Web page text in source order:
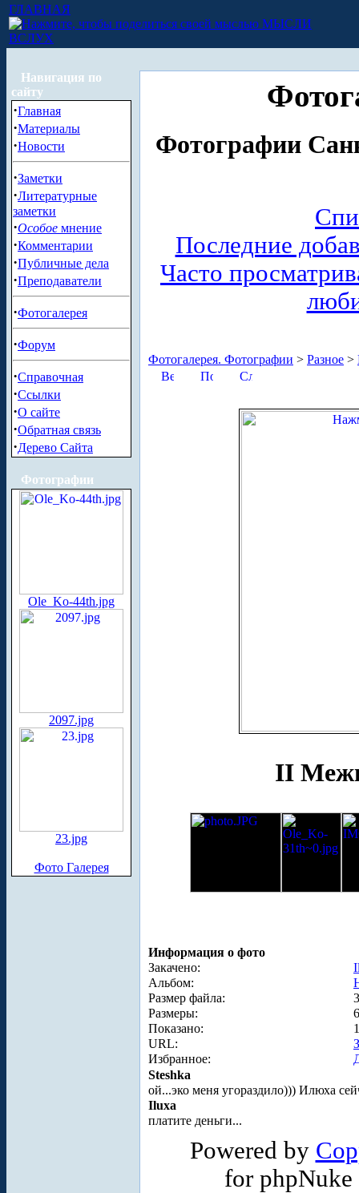
ГЛАВНАЯ
МЫСЛИ
ВСЛУХ
Навигация по
сайту
·Главная
·Материалы
·Новости
·Заметки
·Литературные
заметки
·Особое мнение
·Комментарии
·Публичные дела
·Преподаватели
·Фотогалерея
·Форум
·Справочная
·Ссылки
·О сайте
·Обратная связь
·Дерево Сайта
Фотографии
Ole_Ko-44th.jpg
2097.jpg
23.jpg
Фото Галерея
Фотографии
Последние
Часто
Фотогалерея. Фотографии > Разное >
II
Информация о фото
Закачено:
Альбом:
Размер файла:
Размеры:
Показано:
URL:
Избранное:
Steshka
ой...эко меня угораздило))) Илюха
Iluxa
платите деньги...
Powered by
for